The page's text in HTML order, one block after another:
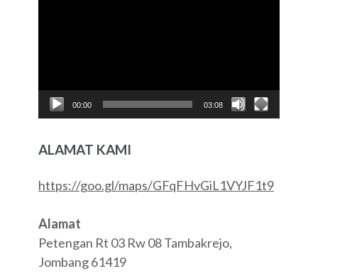
00:00 03:08
ALAMAT KAMI
https://goo.gl/maps/GFqFHvGiL1VYJF1t9
Alamat
Petengan Rt 03 Rw 08 Tambakrejo,
Jombang 61419